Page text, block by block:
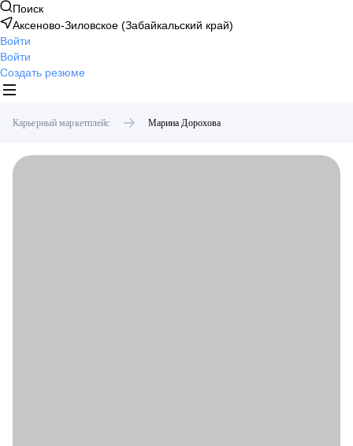
Поиск
Аксеново-Зиловское (Забайкальский край)
Войти
Войти
Создать резюме
Карьерный маркетплейс Марина Дорохова